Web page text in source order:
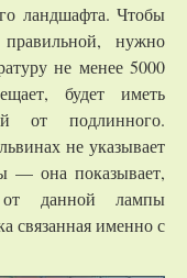
ландшафта. Чтобы
нужно
не менее 5000
будет иметь
от подлинного.
не указывает
— она показывает,
от данной лампы
связанная именно с